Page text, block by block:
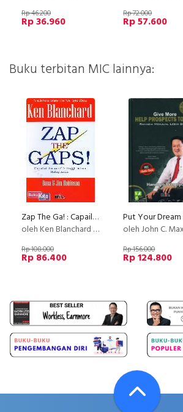
Rp 46.200
Rp 36.960
Rp 72.000
Rp 57.600
Buku terbitan MIC lainnya:
Zap The Ga! : Capailah Prestasi Tertinggi Dalam Hidup Anda
oleh Ken Blanchard & Dana Robinson
Rp 108.000
Rp 86.400
oleh John C.
Rp 156.000
Rp 124.800